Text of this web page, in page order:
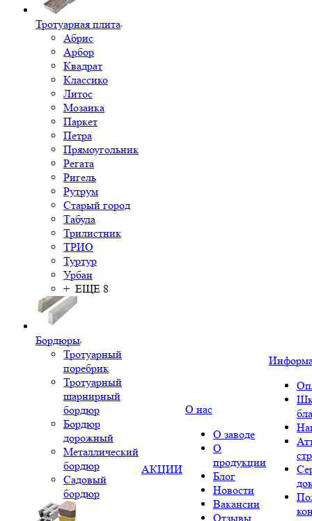
Тротуарная плита
Абрис
Арбор
Квадрат
Классико
Литос
Мозаика
Паркет
Петра
Прямоугольник
Регата
Ригель
Рутрум
Старый город
Табула
Трилистник
ТРИО
Туртур
Урбан
+ ЕЩЕ 8
Бордюры
Тротуарный
поребрик
Тротуарный
шарнирный
бордюр
Бордюр
дорожный
Металлический
бордюр
Садовый
бордюр
АКЦИИ
О нас
О заводе
О
продукции
Блог
Новости
Вакансии
Отзывы